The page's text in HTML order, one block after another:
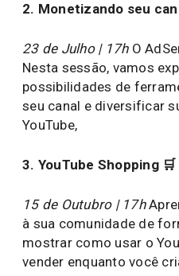
2. Monetizando seu
23 de Julho | 17hO
Nesta sessão, vamos
possibilidades de
seu canal e diversificar
YouTube,
3. YouTube Shopping 🛒
15 de Outubro | 17h
à sua comunidade de
mostrar como usar o
vender enquanto você